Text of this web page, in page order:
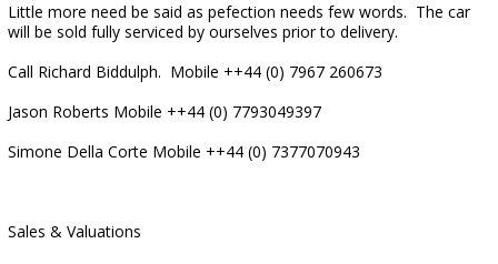
Little more need be said as pefection needs few words. The car
will be sold fully serviced by ourselves prior to delivery.
Call Richard Biddulph. Mobile ++44 (0) 7967 260673
Jason Roberts Mobile ++44 (0) 7793049397
Simone Della Corte Mobile ++44 (0) 7377070943
Sales & Valuations